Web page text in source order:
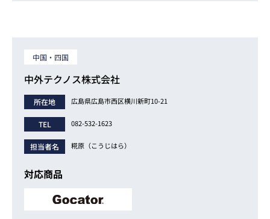
中国・四国
中外テクノス株式会社
所在地 広島県広島市西区横川新町10-21
TEL 082-532-1623
担当者名 糀原（こうじはら）
対応商品